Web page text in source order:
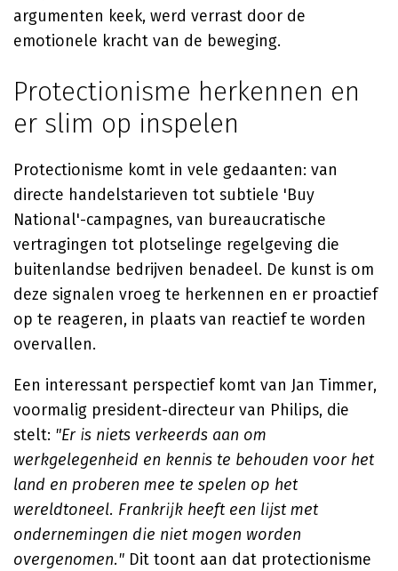
argumenten keek, werd verrast door de
emotionele kracht van de beweging.
Protectionisme herkennen en
er slim op inspelen
Protectionisme komt in vele gedaanten: van
directe handelstarieven tot subtiele 'Buy
National'-campagnes, van bureaucratische
vertragingen tot plotselinge regelgeving die
buitenlandse bedrijven benadeel. De kunst is om
deze signalen vroeg te herkennen en er proactief
op te reageren, in plaats van reactief te worden
overvallen.
Een interessant perspectief komt van Jan Timmer,
voormalig president-directeur van Philips, die
stelt: "Er is niets verkeerds aan om
werkgelegenheid en kennis te behouden voor het
land en proberen mee te spelen op het
wereldtoneel. Frankrijk heeft een lijst met
ondernemingen die niet mogen worden
overgenomen." Dit toont aan dat protectionisme